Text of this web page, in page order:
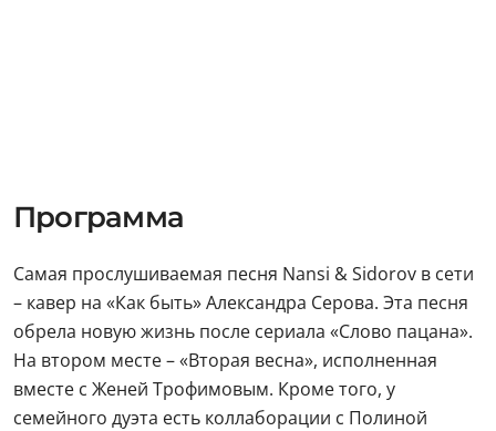
Программа
Самая прослушиваемая песня Nansi & Sidorov в сети
– кавер на «Как быть» Александра Серова. Эта песня
обрела новую жизнь после сериала «Слово пацана».
На втором месте – «Вторая весна», исполненная
вместе с Женей Трофимовым. Кроме того, у
семейного дуэта есть коллаборации с Полиной